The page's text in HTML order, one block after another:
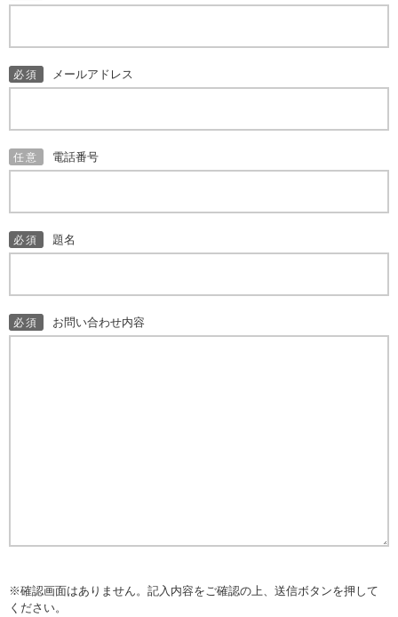
必須 メールアドレス
任意 電話番号
必須 題名
必須 お問い合わせ内容
※確認画面はありません。記入内容をご確認の上、送信ボタンを押して
ください。